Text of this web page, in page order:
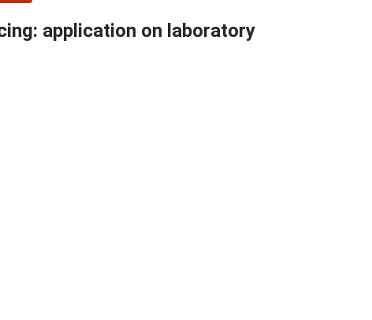
application on laboratory